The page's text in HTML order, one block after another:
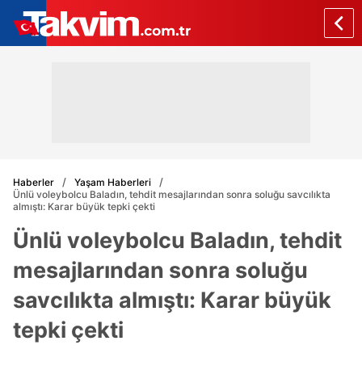
Haberler
Yaşam Haberleri
Ünlü voleybolcu Baladın, tehdit mesajlarından sonra soluğu savcılıkta
almıştı: Karar büyük tepki çekti
Ünlü voleybolcu Baladın, tehdit
mesajlarından sonra soluğu
savcılıkta almıştı: Karar büyük
tepki çekti